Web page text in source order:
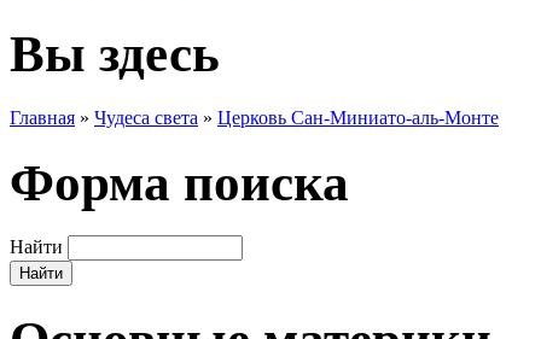
Вы здесь
Главная » Чудеса света » Церковь Сан-Миниато-аль-Монте
Форма поиска
Найти